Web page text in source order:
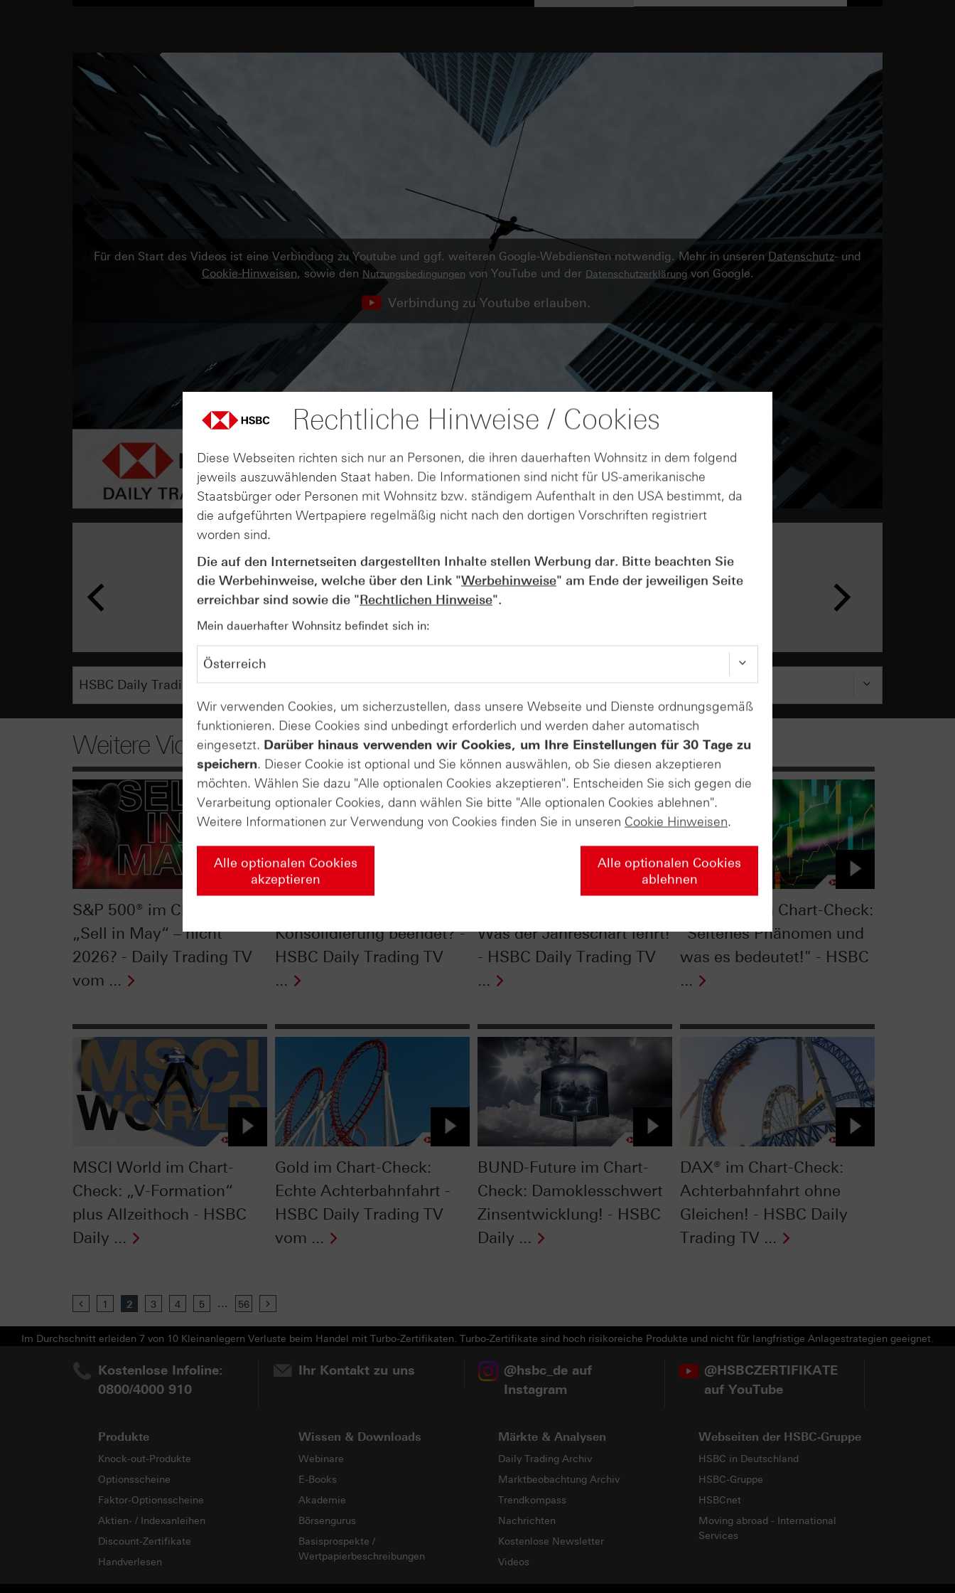
Für den Start des Videos ist eine Verbindung zu Youtube und ggf. weiteren Google-Webdiensten notwendig. Mehr in unseren Datenschutz- und
Cookie-Hinweisen, sowie den Nutzungsbedingungen von YouTube und der Datenschutzerklärungvon Google.
Verbindung zu Youtube erlauben.
AUGUST
04
Der Blick ins Kleingedruckte: Kosten &
Kündigungen bei Derivaten - Webinar
vom 04.08.2026
Weitere Videos
S&P 500® im Chart-Check:
„Sell in May“ – nicht
2026? - Daily Trading TV
vom ...
Konsolidierung beendet? -
HSBC Daily Trading TV
...
Was der Jahreschart lehrt!
- HSBC Daily Trading TV
...
S&P 500® im Chart-Check:
"Seltenes Phänomen und
was es bedeutet!" - HSBC
...
MSCI World im Chart-
Check: „V-Formation“
plus Allzeithoch - HSBC
Daily ...
Gold im Chart-Check:
Echte Achterbahnfahrt -
HSBC Daily Trading TV
vom ...
BUND-Future im Chart-
Check: Damoklesschwert
Zinsentwicklung! - HSBC
Daily ...
DAX® im Chart-Check:
Achterbahnfahrt ohne
Gleichen! - HSBC Daily
Trading TV ...
Previous
1 2 3 4 5 ... 56
Im Durchschnitt erleiden 7 von 10 Kleinanlegern Verluste beim Handel mit Turbo-Zertifikaten. Turbo-Zertifikate sind hoch risikoreiche Produkte und nicht für langfristige Anlagestrategien geeignet.
Kostenlose Infoline:
0800/4000 910
Ihr Kontakt zu uns
@hsbc_de auf
Instagram
@HSBCZERTIFIKATE
auf YouTube
Produkte
Knock-out-Produkte
Optionsscheine
Faktor-Optionsscheine
Aktien- / Indexanleihen
Discount-Zertifikate
Handverlesen
Wissen & Downloads
Webinare
E-Books
Akademie
Börsengurus
Basisprospekte /
Wertpapierbeschreibungen
Märkte & Analysen
Daily Trading Archiv
Marktbeobachtung Archiv
Trendkompass
Nachrichten
Kostenlose Newsletter
Videos
Webseiten der HSBC-Gruppe
HSBC in Deutschland
HSBC-Gruppe
HSBCnet
Moving abroad - International
Services
Rechtliche Hinweise / Cookies
Diese Webseiten richten sich nur an Personen, die ihren dauerhaften Wohnsitz in dem folgend
jeweils auszuwählenden Staat haben. Die Informationen sind nicht für US-amerikanische
Staatsbürger oder Personen mit Wohnsitz bzw. ständigem Aufenthalt in den USA bestimmt, da
die aufgeführten Wertpapiere regelmäßig nicht nach den dortigen Vorschriften registriert
worden sind.
Die auf den Internetseiten dargestellten Inhalte stellen Werbung dar. Bitte beachten Sie
die Werbehinweise, welche über den Link "Werbehinweise" am Ende der jeweiligen Seite
erreichbar sind sowie die "Rechtlichen Hinweise".
Mein dauerhafter Wohnsitz befindet sich in:
Wir verwenden Cookies, um sicherzustellen, dass unsere Webseite und Dienste ordnungsgemäß
funktionieren. Diese Cookies sind unbedingt erforderlich und werden daher automatisch
eingesetzt. Darüber hinaus verwenden wir Cookies, um Ihre Einstellungen für 30 Tage zu
speichern. Dieser Cookie ist optional und Sie können auswählen, ob Sie diesen akzeptieren
möchten. Wählen Sie dazu "Alle optionalen Cookies akzeptieren". Entscheiden Sie sich gegen die
Verarbeitung optionaler Cookies, dann wählen Sie bitte "Alle optionalen Cookies ablehnen".
Weitere Informationen zur Verwendung von Cookies finden Sie in unseren Cookie Hinweisen.
Alle optionalen Cookies
akzeptieren
Alle optionalen Cookies
ablehnen